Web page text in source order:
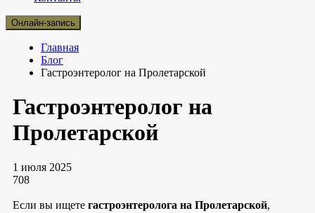
Онлайн-запись
Главная
Блог
Гастроэнтеролог на Пролетарской
Гастроэнтеролог на
Пролетарской
1 июля 2025
708
Если вы ищете гастроэнтеролога на Пролетарской,